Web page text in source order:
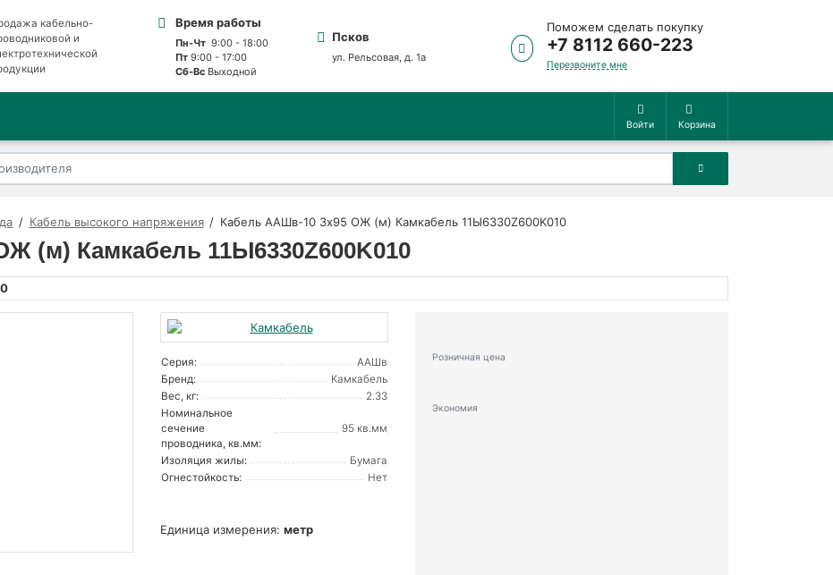
кабельно-
и
Время работы
Пн-Чт9:00 - 18:00
Пт9:00 - 17:00
Сб-ВсВыходной
Псков
ул. Рельсовая, д. 1а
Поможем сделать покупку
+7 8112 660-223
Перезвоните мне
Войти Корзина
Кабель высокого напряжения Кабель ААШв-10 3х95 ОЖ (м) Камкабель 11Ы6330Z600K010
(м) Камкабель 11Ы6330Z600K010
Серия:
ААШв
Бренд:
Камкабель
Вес, кг:
2.33
Номинальное
сечение
проводника, кв.мм:
95 кв.мм
Изоляция жилы:
Бумага
Огнестойкость:
Нет
Единица измерения: метр
Розничная цена
Экономия